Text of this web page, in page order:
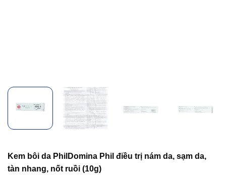
Kem bôi da PhilDomina Phil điều trị nám da, sạm da,
tàn nhang, nốt ruồi (10g)